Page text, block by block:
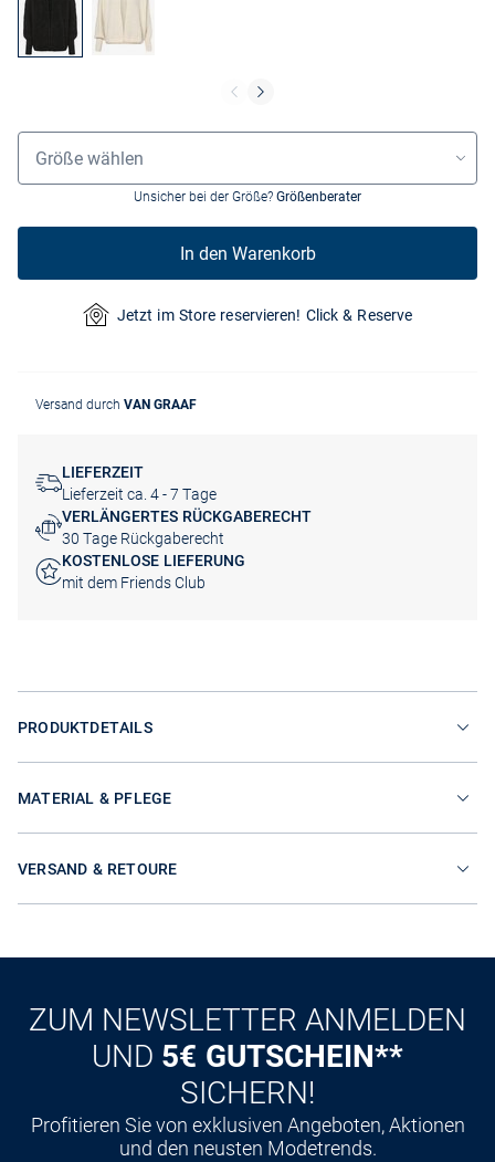
Grössenauswahl
Größe wählen
Unsicher bei der Größe? Größenberater
In den Warenkorb
Jetzt im Store reservieren! Click & Reserve
Versand durch VAN GRAAF
LIEFERZEIT
Lieferzeit ca. 4 - 7 Tage
VERLÄNGERTES RÜCKGABERECHT
30 Tage Rückgaberecht
KOSTENLOSE LIEFERUNG
mit dem Friends Club
PRODUKTDETAILS
MATERIAL & PFLEGE
VERSAND & RETOURE
ZUM NEWSLETTER ANMELDEN
UND 5€ GUTSCHEIN**
SICHERN!
Profitieren Sie von exklusiven Angeboten, Aktionen
und den neusten Modetrends.